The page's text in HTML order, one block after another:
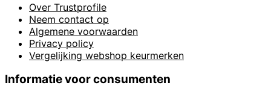
Over Trustprofile
Neem contact op
Algemene voorwaarden
Privacy policy
Vergelijking webshop keurmerken
Informatie voor consumenten